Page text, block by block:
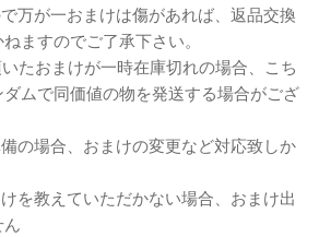
万が一おまけは傷があれば、返品交換
ますのでご了承下さい。
たおまけが一時在庫切れの場合、こち
ムで同価値の物を発送する場合がござ
の場合、おまけの変更など対応致しか
を教えていただかない場合、おまけ出